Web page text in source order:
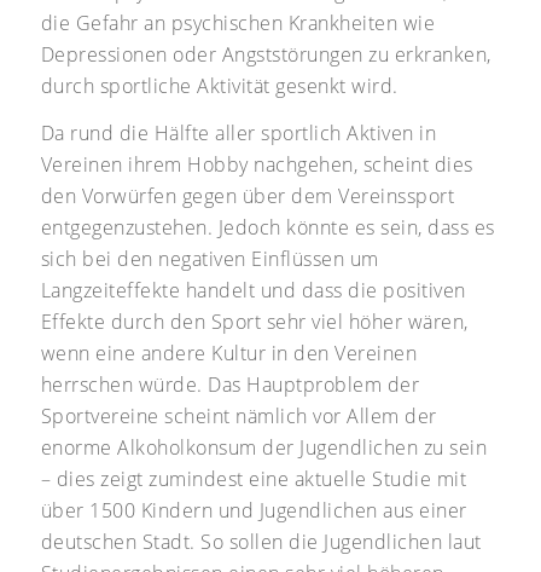
die Gefahr an psychischen Krankheiten wie
Depressionen oder Angststörungen zu erkranken,
durch sportliche Aktivität gesenkt wird.
Da rund die Hälfte aller sportlich Aktiven in
Vereinen ihrem Hobby nachgehen, scheint dies
den Vorwürfen gegen über dem Vereinssport
entgegenzustehen. Jedoch könnte es sein, dass es
sich bei den negativen Einflüssen um
Langzeiteffekte handelt und dass die positiven
Effekte durch den Sport sehr viel höher wären,
wenn eine andere Kultur in den Vereinen
herrschen würde. Das Hauptproblem der
Sportvereine scheint nämlich vor Allem der
enorme Alkoholkonsum der Jugendlichen zu sein
– dies zeigt zumindest eine aktuelle Studie mit
über 1500 Kindern und Jugendlichen aus einer
deutschen Stadt. So sollen die Jugendlichen laut